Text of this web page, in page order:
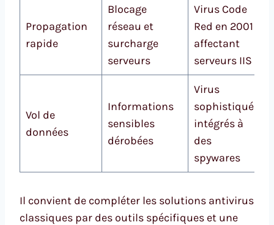
Propagation
rapide
Blocage
réseau et
surcharge
serveurs
Virus Code
Red en 2001
affectant
serveurs IIS
Vol de
données
Informations
sensibles
dérobées
Virus
sophistiqués
intégrés à
des
spywares
Il convient de compléter les solutions antivirus
classiques par des outils spécifiques et une